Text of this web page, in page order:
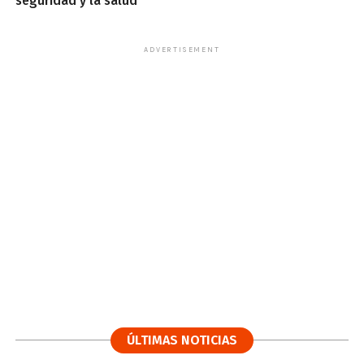
ADVERTISEMENT
ÚLTIMAS NOTICIAS